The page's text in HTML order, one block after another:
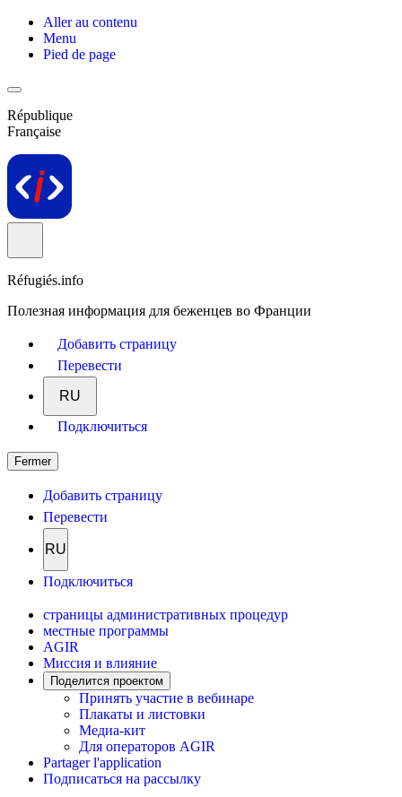
Aller au contenu
Menu
Pied de page
République
Française
Réfugiés.info
Полезная информация для беженцев во Франции
Добавить страницу
Перевести
RU
Подключиться
Fermer
Добавить страницу
Перевести
RU
Подключиться
страницы административных процедур
местные программы
AGIR
Миссия и влияние
Поделится проектом
Принять участие в вебинаре
Плакаты и листовки
Медиа-кит
Для операторов AGIR
Partager l'application
Подписаться на рассылку